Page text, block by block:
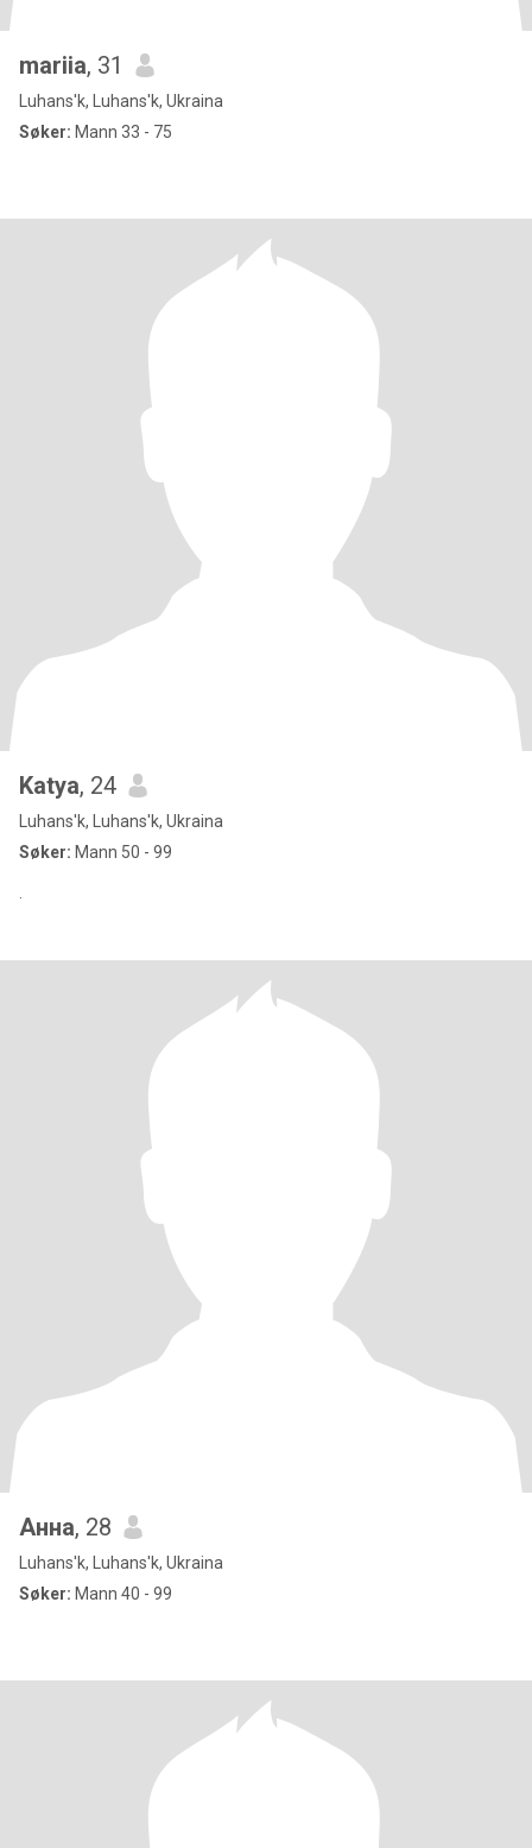
mariia, 31
Luhans'k, Luhans'k, Ukraina
Søker: Mann 33 - 75
Katya, 24
Luhans'k, Luhans'k, Ukraina
Søker: Mann 50 - 99
Анна, 28
Luhans'k, Luhans'k, Ukraina
Søker: Mann 40 - 99